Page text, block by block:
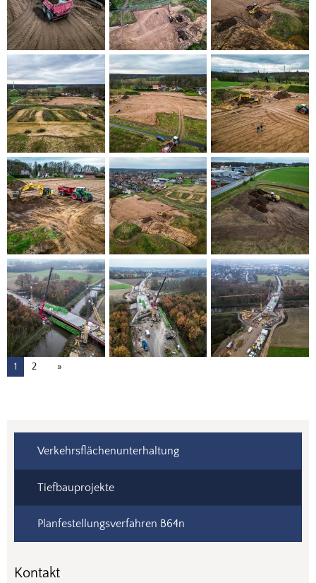
1 2
Verkehrsflächenunterhaltung
Tiefbauprojekte
Planfestellungsverfahren B64n
Kontakt